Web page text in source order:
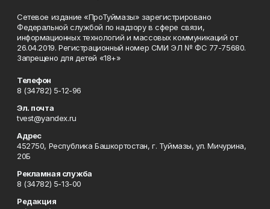
Сетевое издание «ПроТуймазы» зарегистрировано
Федеральной службой по надзору в сфере связи,
информационных технологий и массовых коммуникаций от
26.04.2019. Регистрационный номер СМИ ЭЛ № ФС 77-75680.
Запрещено для детей «18+»
Телефон
8 (34782) 5-12-96
Эл. почта
tvest@yandex.ru
Адрес
452750, Республика Башкортостан, г. Туймазы, ул. Мичурина,
20Б
Рекламная служба
8 (34782) 5-13-00
Редакция